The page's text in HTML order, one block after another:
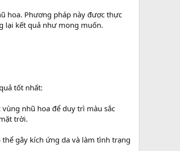
hoa. Phương pháp này được thực
lại kết quả như mong muốn.
tốt nhất:
nhũ hoa để duy trì màu sắc
trời.
thể gây kích ứng da và làm tình trạng